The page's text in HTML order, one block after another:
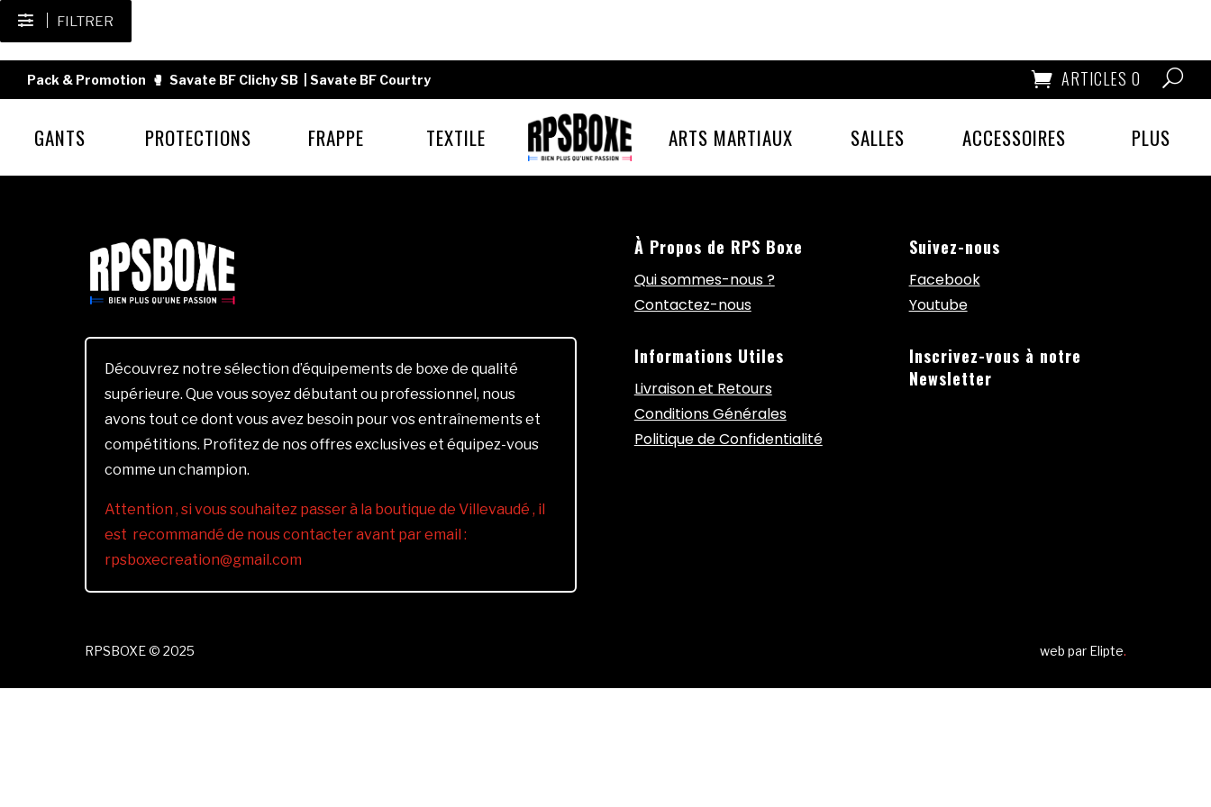
FILTRER
Pack & Promotion 🥊 Savate BF Clichy SB Savate BF Courtry ARTICLES 0
GANTS PROTECTIONS FRAPPE TEXTILE ARTS MARTIAUX SALLES ACCESSOIRES PLUS
Découvrez notre sélection d’équipements de boxe de qualité
supérieure. Que vous soyez débutant ou professionnel, nous
avons tout ce dont vous avez besoin pour vos entraînements et
compétitions. Profitez de nos offres exclusives et équipez-vous
comme un champion.
Attention , si vous souhaitez passer à la boutique de Villevaudé , il
est recommandé de nous contacter avant par email :
rpsboxecreation@gmail.com
À Propos de RPS Boxe
Qui sommes-nous ?
Contactez-nous
Informations Utiles
Livraison et Retours
Conditions Générales
Politique de Confidentialité
Suivez-nous
Facebook
Youtube
Inscrivez-vous à notre
Newsletter
RPSBOXE © 2025 web par Elipte.